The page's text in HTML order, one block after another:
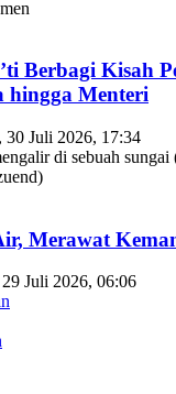
Berbagi Kisah
hingga Menteri
30 Juli 2026, 17:34
Merawat
Juli 2026, 06:06